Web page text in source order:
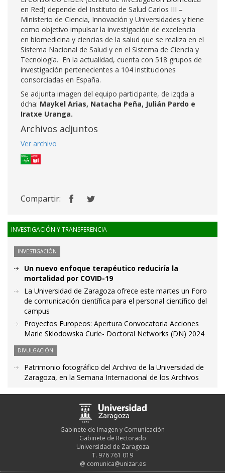
en Red) depende del Instituto de Salud Carlos III –
Ministerio de Ciencia, Innovación y Universidades y tiene
como objetivo impulsar la investigación de excelencia
en biomedicina y ciencias de la salud que se realiza en el
Sistema Nacional de Salud y en el Sistema de Ciencia y
Tecnología. En la actualidad, cuenta con 518 grupos de
investigación pertenecientes a 104 instituciones
consorciadas en España.
Se adjunta imagen del equipo participante, de izqda a
dcha: Maykel Arias, Natacha Peña, Julián Pardo e
Iratxe Uranga.
Archivos adjuntos
Ver archivo
Compartir:
INVESTIGACIÓN Y TRANSFERENCIA
INVESTIGACIÓN
Un nuevo enfoque terapéutico reduciría la
mortalidad por COVID-19
La Universidad de Zaragoza ofrece este martes un Foro
de comunicación científica para el personal científico del
campus
Proyectos Europeos: Apertura Convocatoria Acciones
Marie Sklodowska Curie- Doctoral Networks (DN) 2024
DIVULGACIÓN
Patrimonio fotográfico del Archivo de la Universidad de
Zaragoza, en la Semana Internacional de los Archivos
Gabinete de Imagen y Comunicación
Gabinete de Rectorado
Universidad de Zaragoza
T. 976 761 019
@ comunica@unizar.es